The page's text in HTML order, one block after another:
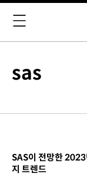
sas
SAS이 전망한
지 트렌드